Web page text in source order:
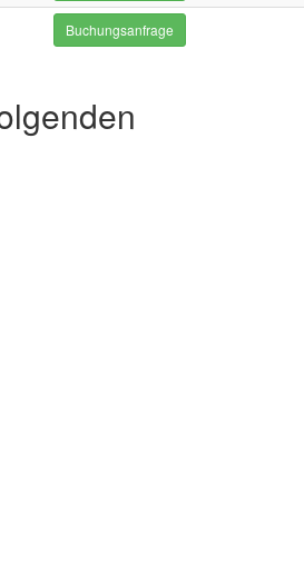
Buchungsanfrage